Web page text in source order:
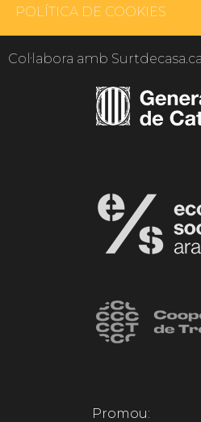
POLÍTICA DE COOKIES
Col·labora amb
Promou: